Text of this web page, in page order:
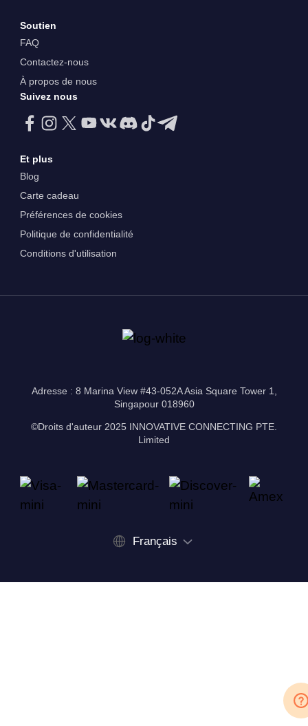
Soutien
FAQ
Contactez-nous
À propos de nous
Suivez nous
Et plus
Blog
Carte cadeau
Préférences de cookies
Politique de confidentialité
Conditions d'utilisation
Adresse : 8 Marina View #43-052A Asia Square Tower 1,
Singapour 018960
©Droits d'auteur 2025 INNOVATIVE CONNECTING PTE.
Limited
Français